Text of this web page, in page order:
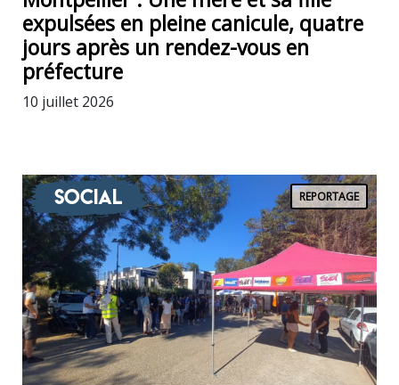
expulsées en pleine canicule, quatre
jours après un rendez-vous en
préfecture
10 juillet 2026
Social REPORTAGE